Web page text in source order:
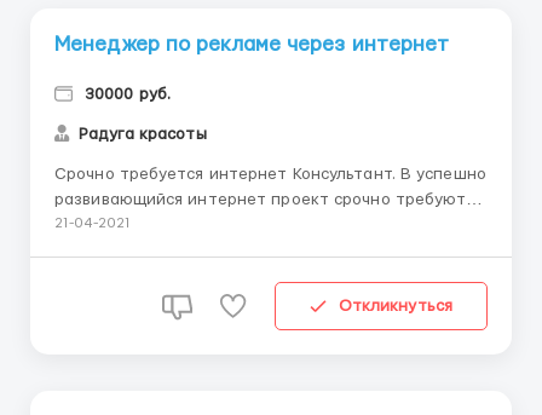
Менеджер по рекламе через интернет
30000 руб.
Радуга красоты
Срочно требуется интернет Консультант. В успешно
развивающийся интернет проект срочно требуются
сотрудники для работы в интернете на дому. Без
характер работы. Реклама бренда по готовым
21-04-2021
Откликнуться